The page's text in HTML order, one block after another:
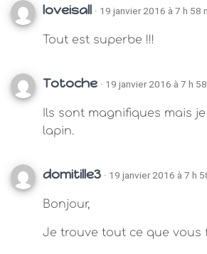
loveisall · 19 janvier 2016 à 7 h 58
Tout est superbe !!!
Totoche · 19 janvier 2016 à 7 h
Ils sont magnifiques mais
lapin.
domitille3 · 19 janvier 2016 à 7 h
Bonjour,
Je trouve tout ce que vous